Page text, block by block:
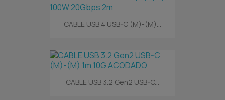
CABLE USB 4 USB-C (M)-(M)...
CABLE USB 3.2 Gen2 USB-C...